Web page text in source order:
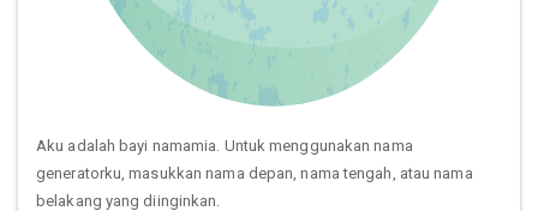
Aku adalah bayi namamia. Untuk menggunakan nama
generatorku, masukkan nama depan, nama tengah, atau nama
belakang yang diinginkan.